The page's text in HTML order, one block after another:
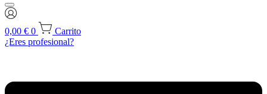
0,00 € 0
Carrito
¿Eres profesional?